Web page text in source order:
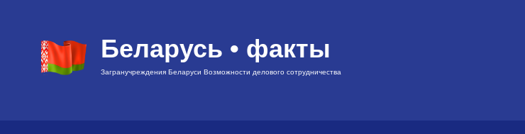
Беларусь • факты
Загранучреждения Беларуси Возможности делового сотрудничества